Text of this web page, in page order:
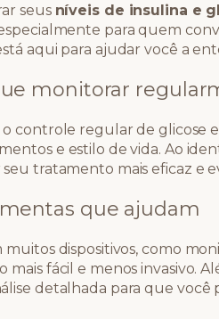
seus níveis de insulina e
para quem
aqui para ajudar você a
monitorar
controle regular de glicose
e estilo de vida. Ao
tratamento mais eficaz e
que ajudam
muitos dispositivos, como
mais fácil e menos invasivo.
detalhada para que você